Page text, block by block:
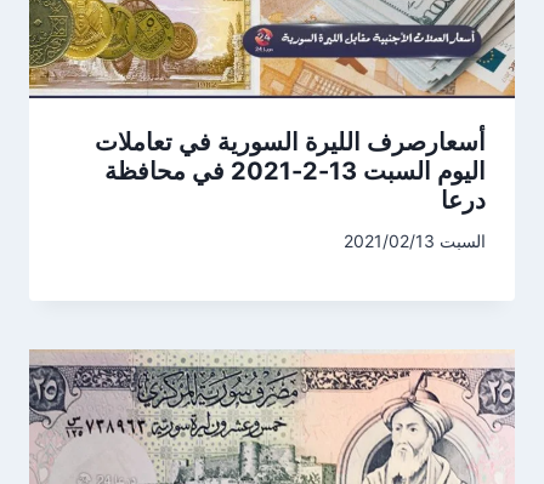
أسعارصرف الليرة السورية في تعاملات
اليوم السبت 13-2-2021 في محافظة
درعا
السبت 2021/02/13